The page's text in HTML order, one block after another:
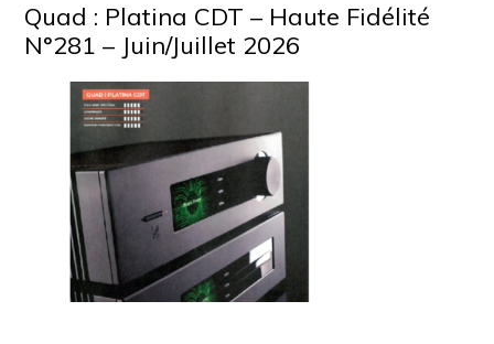
Quad : Platina CDT – Haute Fidélité
N°281 – Juin/Juillet 2026